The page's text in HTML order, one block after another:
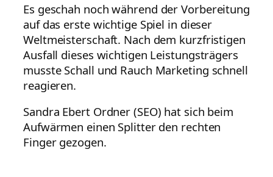
Es geschah noch während der Vorbereitung
auf das erste wichtige Spiel in dieser
Weltmeisterschaft. Nach dem kurzfristigen
Ausfall dieses wichtigen Leistungsträgers
musste Schall und Rauch Marketing schnell
reagieren.
Sandra Ebert Ordner (SEO) hat sich beim
Aufwärmen einen Splitter den rechten
Finger gezogen.